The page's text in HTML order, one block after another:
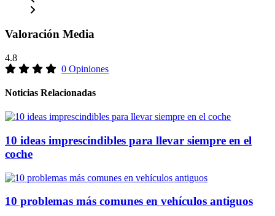
Valoración Media
4.8
0 Opiniones
Noticias Relacionadas
10 ideas imprescindibles para llevar siempre en el
coche
10 problemas más comunes en vehículos antiguos